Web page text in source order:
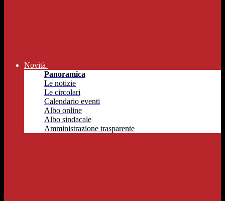
Novità
Panoramica
Le notizie
Le circolari
Calendario eventi
Albo online
Albo sindacale
Amministrazione trasparente